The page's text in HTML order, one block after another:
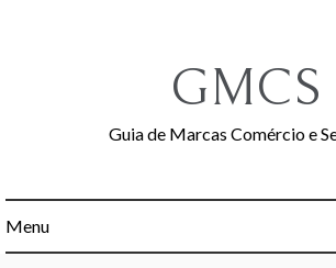
GMCS
Guia de Marcas Comércio e
Menu